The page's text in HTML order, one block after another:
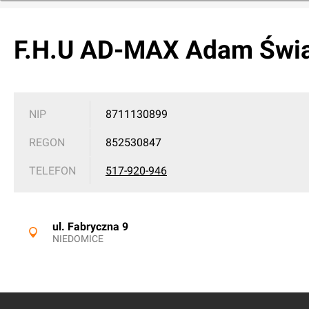
F.H.U AD-MAX Adam
NIP 8711130899
REGON 852530847
TELEFON 517-920-946
ul. Fabryczna 9
NIEDOMICE